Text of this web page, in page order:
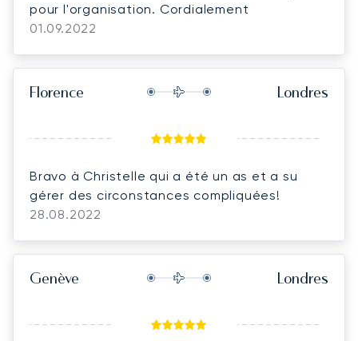
pour l'organisation. Cordialement
01.09.2022
Florence Londres
Bravo à Christelle qui a été un as et a su
gérer des circonstances compliquées!
28.08.2022
Genève Londres